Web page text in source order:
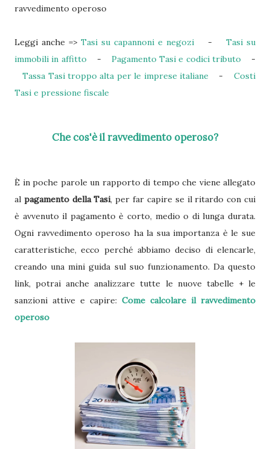
ravvedimento operoso
Leggi anche =>Tasi su capannoni e negozi-Tasi su
immobili in affitto - Pagamento Tasi e codici tributo -
Tassa Tasi troppo alta per le imprese italiane -Costi
Tasi e pressione fiscale
Che cos'è il ravvedimento operoso?
È in poche parole un rapporto di tempo che viene allegato
al pagamento della Tasi, per far capire se il ritardo con cui
è avvenuto il pagamento è corto, medio o di lunga durata.
Ogni ravvedimento operoso ha la sua importanza è le sue
caratteristiche, ecco perché abbiamo deciso di elencarle,
creando una mini guida sul suo funzionamento. Da questo
link, potrai anche analizzare tutte le nuove tabelle + le
sanzioni attive e capire: Come calcolare il ravvedimento
operoso